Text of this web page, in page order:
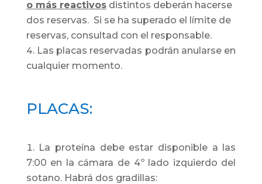
o más reactivosdistintos deberán hacerse
dos reservas. Si se ha superado el límite de
reservas, consultad con el responsable.
Las placas reservadas podrán anularse en
cualquier momento.
PLACAS:
La proteína debe estar disponible a las
7:00 en la cámara de 4º lado izquierdo del
sotano. Habrá dos gradillas: